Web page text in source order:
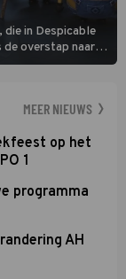
die in Despicable
de overstap naar
blijven.
MEER NIEUWS
op het
1
programma
AH